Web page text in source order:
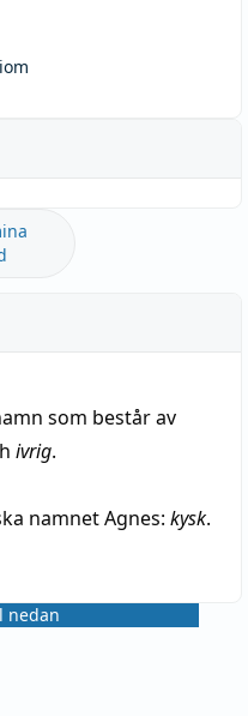
som består av
ivrig.
namnet Agnes: kysk.
nedan